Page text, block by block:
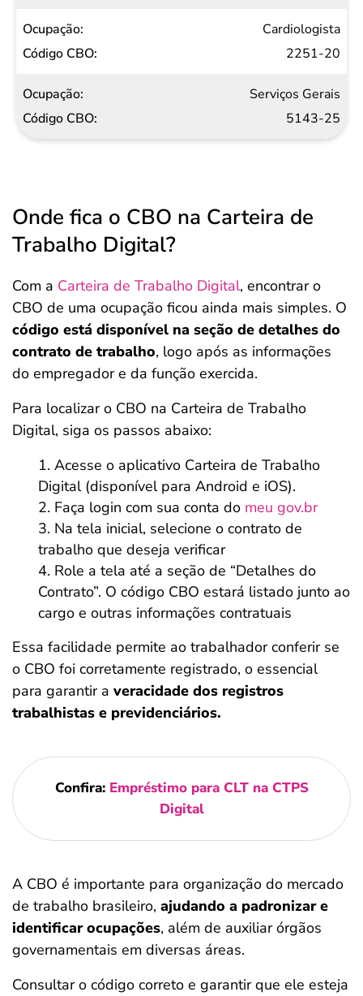
Cardiologista
2251-20
Serviços Gerais
5143-25
Onde fica o CBO na Carteira de
Trabalho Digital?
Com a Carteira de Trabalho Digital, encontrar o
CBO de uma ocupação ficou ainda mais simples. O
código está disponível na seção de detalhes do
contrato de trabalho, logo após as informações
do empregador e da função exercida.
Para localizar o CBO na Carteira de Trabalho
Digital, siga os passos abaixo:
Acesse o aplicativo Carteira de Trabalho
Digital (disponível para Android e iOS).
Faça login com sua conta do meu gov.br
Na tela inicial, selecione o contrato de
trabalho que deseja verificar
Role a tela até a seção de “Detalhes do
Contrato”. O código CBO estará listado junto ao
cargo e outras informações contratuais
Essa facilidade permite ao trabalhador conferir se
o CBO foi corretamente registrado, o essencial
para garantir a veracidade dos registros
trabalhistas e previdenciários.
Confira: Empréstimo para CLT na CTPS
Digital
A CBO é importante para organização do mercado
de trabalho brasileiro, ajudando a padronizar e
identificar ocupações, além de auxiliar órgãos
governamentais em diversas áreas.
Consultar o código correto e garantir que ele esteja